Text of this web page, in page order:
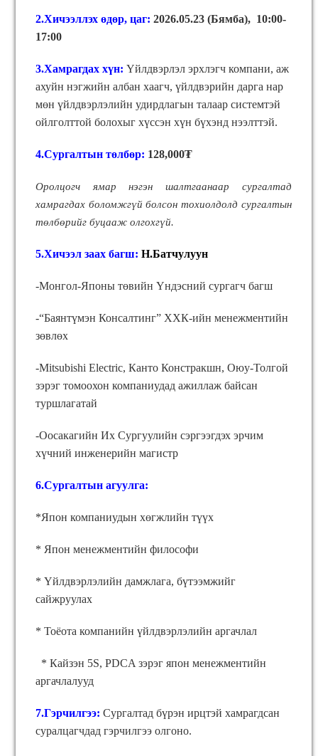
2.Хичээллэх өдөр, цаг: 2026.05.23 (Бямба), 10:00-
17:00
3.Хамрагдах хүн: Үйлдвэрлэл эрхлэгч компани, аж
ахуйн нэгжийн албан хаагч, үйлдвэрийн дарга нар
мөн үйлдвэрлэлийн удирдлагын талаар системтэй
ойлголттой болохыг хүссэн хүн бүхэнд нээлттэй.
4.Сургалтын төлбөр: 128,000₮
Оролцогч ямар нэгэн шалтгаанаар сургалтад
хамрагдах боломжгүй болсон тохиолдолд сургалтын
төлбөрийг буцааж олгохгүй.
5.Хичээл заах багш: Н.Батчулуун
-Монгол-Японы төвийн Үндэсний сургагч багш
-“Баянтүмэн Консалтинг” ХХК-ийн менежментийн
зөвлөх
-Mitsubishi Electric, Канто Констракшн, Оюу-Толгой
зэрэг томоохон компаниудад ажиллаж байсан
туршлагатай
-Оосакагийн Их Сургуулийн сэргээгдэх эрчим
хүчний инженерийн магистр
6.Сургалтын агуулга:
*Япон компаниудын хөгжлийн түүх
* Япон менежментийн философи
* Үйлдвэрлэлийн дамжлага, бүтээмжийг
сайжруулах
* Тоёота компанийн үйлдвэрлэлийн аргачлал
* Кайзэн 5S, PDCA зэрэг япон менежментийн
аргачлалууд
7.Гэрчилгээ: Сургалтад бүрэн ирцтэй хамрагдсан
суралцагчдад гэрчилгээ олгоно.